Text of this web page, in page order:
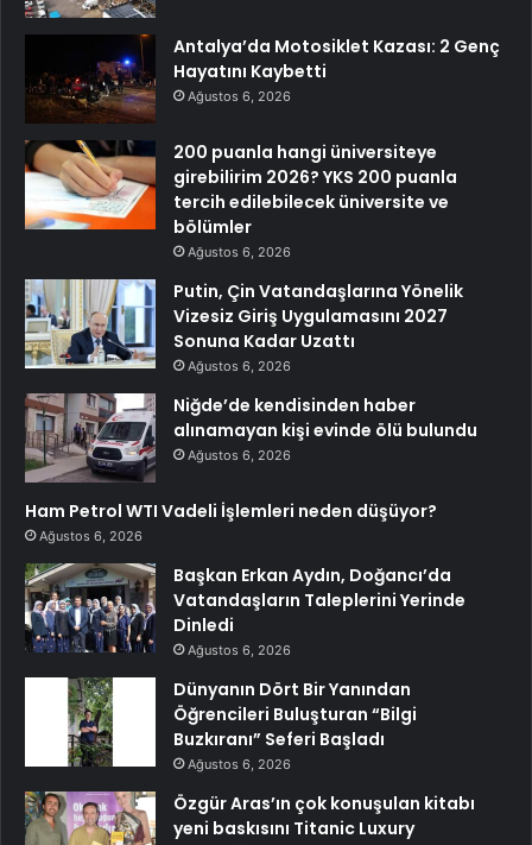
Antalya’da Motosiklet Kazası: 2 Genç
Hayatını Kaybetti
Ağustos 6, 2026
200 puanla hangi üniversiteye
girebilirim 2026? YKS 200 puanla
tercih edilebilecek üniversite ve
bölümler
Ağustos 6, 2026
Putin, Çin Vatandaşlarına Yönelik
Vizesiz Giriş Uygulamasını 2027
Sonuna Kadar Uzattı
Ağustos 6, 2026
Niğde’de kendisinden haber
alınamayan kişi evinde ölü bulundu
Ağustos 6, 2026
Ham Petrol WTI Vadeli İşlemleri neden düşüyor?
Ağustos 6, 2026
Başkan Erkan Aydın, Doğancı’da
Vatandaşların Taleplerini Yerinde
Dinledi
Ağustos 6, 2026
Dünyanın Dört Bir Yanından
Öğrencileri Buluşturan “Bilgi
Buzkıranı” Seferi Başladı
Ağustos 6, 2026
Özgür Aras’ın çok konuşulan kitabı
yeni baskısını Titanic Luxury